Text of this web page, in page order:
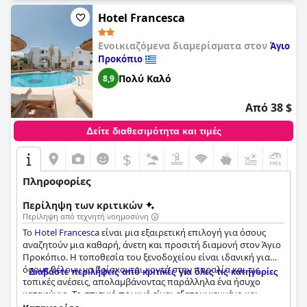
συνολικά, τοCycladic Islands Hotel & Spaείναι ένα υπέροχο
μπουτίκ ξενοδοχείο που προσφέρει μια γοητευτική και ήσυχη
διαμονή σε μια βολική τοποθεσία με φιλικό προσωπικό.
Hotel Francesca
Ενοικιαζόμενα διαμερίσματα στον Άγιο
Προκόπιο
8,9 Πολύ Καλό
Από 38 $
Δείτε διαθεσιμότητα και τιμές
$
Πληροφορίες
Περίληψη των κριτικών
Περίληψη από τεχνητή νοημοσύνη
Το Hotel Francescaείναι μια εξαιρετική επιλογή για όσους
αναζητούν μια καθαρή, άνετη και προσιτή διαμονή στον Άγιο
Προκόπιο. Η τοποθεσία του ξενοδοχείου είναι ιδανική για
όσους θέλουν να βρίσκονται κοντά στην παραλία και τις
τοπικές ανέσεις, απολαμβάνοντας παράλληλα ένα ήσυχο
καταφύγιο. Το σπιτικό πρωινό είναι εξατομικευμένο και
Διαβάστε περιλήψεις από κριτικές για όλες τις κατηγορίες